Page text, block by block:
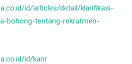
id/articles/detail/klarifikasi-
bohong-tentang-rekrutmen-
id/karir